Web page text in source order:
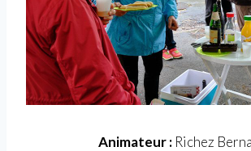
Animateur : Richez